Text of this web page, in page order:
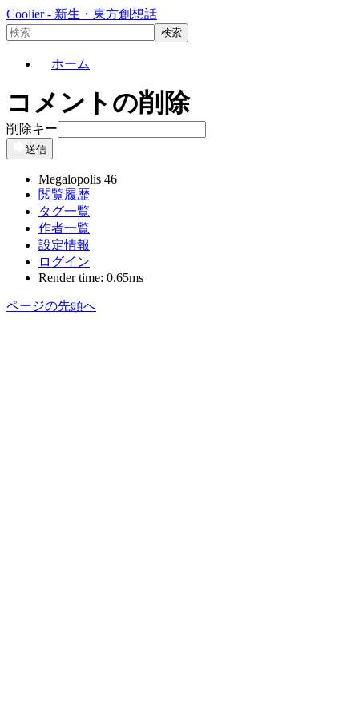
Coolier - 新生・東方創想話
ホーム
コメントの削除
削除キー
送信
Megalopolis 46
閲覧履歴
タグ一覧
作者一覧
設定情報
ログイン
Render time: 0.65ms
ページの先頭へ